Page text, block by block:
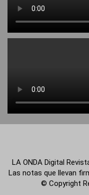
LA ONDA Digital
Las notas que llevan
© Copyright